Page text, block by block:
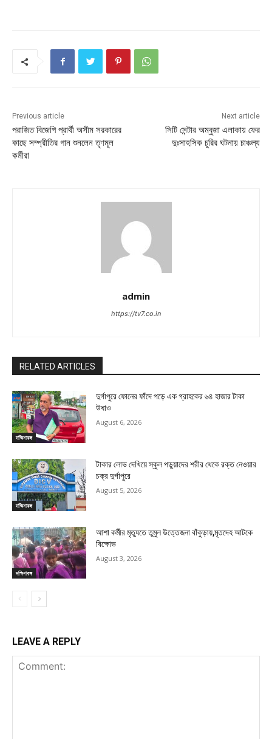
Previous article
পরাজিত বিজেপি প্রার্থী অসীম সরকারের
কাছে সম্প্রীতির গান শুনলেন তৃণমূল
কর্মীরা
Next article
সিটি সেন্টার অম্বুজা এলাকায় ফের
দুঃসাহসিক চুরির ঘটনায় চাঞ্চল্য
admin
https://tv7.co.in
RELATED ARTICLES
দক্ষিণবঙ্গ
দুর্গাপুরে ফোনের ফাঁদে পড়ে এক গ্রাহকের ৬৪ হাজার টাকা
উধাও
August 6, 2026
দক্ষিণবঙ্গ
টাকার লোভ দেখিয়ে স্কুল পড়ুয়াদের শরীর থেকে রক্ত নেওয়ার
চক্র দুর্গাপুরে
August 5, 2026
দক্ষিণবঙ্গ
আশা কর্মীর মৃত্যুতে তুমুল উত্তেজনা বাঁকুড়ায়,মৃতদেহ আটকে
বিক্ষোভ
August 3, 2026
LEAVE A REPLY